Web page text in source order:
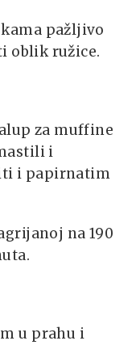
pažljivo
oblik ružice.
za muffine
i
i papirnatim
na 190
u prahu i